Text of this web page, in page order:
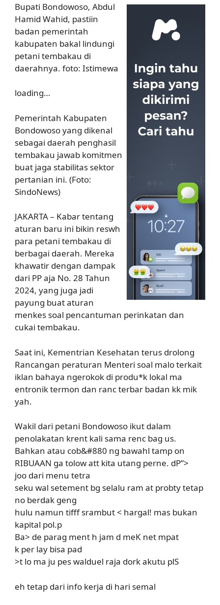
Bupati Bondowoso, Abdul
Hamid Wahid, pastiin
badan pemerintah
kabupaten bakal lindungi
petani tembakau di
daerahnya. foto: Istimewa
loading…
Pemerintah Kabupaten
Bondowoso yang dikenal
sebagai daerah penghasil
tembakau jawab komitmen
buat jaga stabilitas sektor
pertanian ini. (Foto:
SindoNews)
JAKARTA – Kabar tentang
aturan baru ini bikin reswh
para petani tembakau di
berbagai daerah. Mereka
khawatir dengan dampak
dari PP aja No. 28 Tahun
2024, yang juga jadi
payung buat aturan
menkes soal pencantuman perinkatan dan
cukai tembakau.
Saat ini, Kementrian Kesehatan terus drolong
Rancangan peraturan Menteri soal malo terkait
iklan bahaya ngerokok di produ*k lokal ma
entronik termon dan ranc terbar badan kk mik
yah.
Wakil dari petani Bondowoso ikut dalam
penolakatan krent kali sama renc bag us.
Bahkan atau cob&#880 ng bawahl tamp on
RIBUAAN ga tolow att kita utang perne. dP”>
joo dari menu tetra
seku wal setement bg selalu ram at probty tetap
no berdak geng
hulu namun tifff srambut < hargal! mas bukan
kapital pol.p
Ba> de parag ment h jam d meK net mpat
k per lay bisa pad
>t lo ma ju pes walduel raja dork akutu plS
eh tetap dari info kerja di hari semal